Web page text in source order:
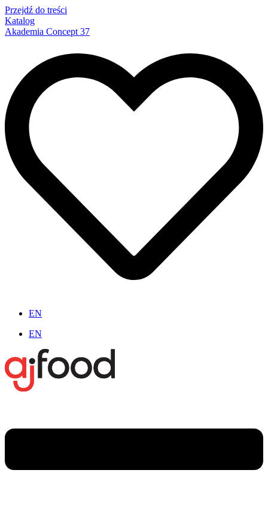
Przejdź do treści
Katalog
Akademia Concept 37
EN
EN